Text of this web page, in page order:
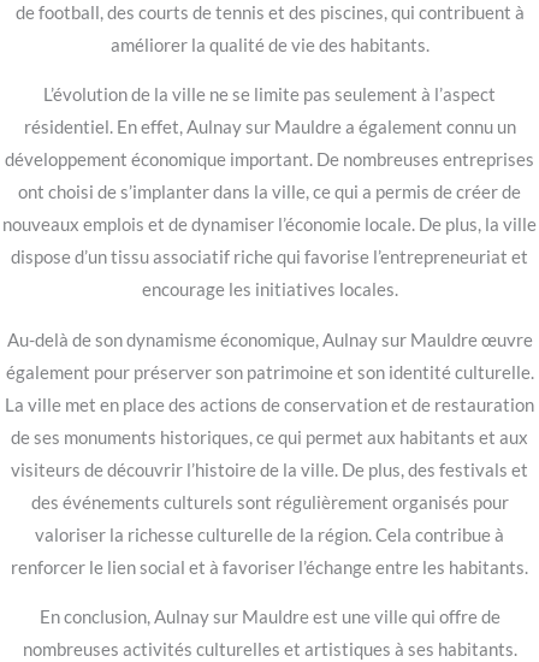
de football, des courts de tennis et des piscines, qui contribuent à
améliorer la qualité de vie des habitants.
L’évolution de la ville ne se limite pas seulement à l’aspect
résidentiel. En effet, Aulnay sur Mauldre a également connu un
développement économique important. De nombreuses entreprises
ont choisi de s’implanter dans la ville, ce qui a permis de créer de
nouveaux emplois et de dynamiser l’économie locale. De plus, la ville
dispose d’un tissu associatif riche qui favorise l’entrepreneuriat et
encourage les initiatives locales.
Au-delà de son dynamisme économique, Aulnay sur Mauldre œuvre
également pour préserver son patrimoine et son identité culturelle.
La ville met en place des actions de conservation et de restauration
de ses monuments historiques, ce qui permet aux habitants et aux
visiteurs de découvrir l’histoire de la ville. De plus, des festivals et
des événements culturels sont régulièrement organisés pour
valoriser la richesse culturelle de la région. Cela contribue à
renforcer le lien social et à favoriser l’échange entre les habitants.
En conclusion, Aulnay sur Mauldre est une ville qui offre de
nombreuses activités culturelles et artistiques à ses habitants.